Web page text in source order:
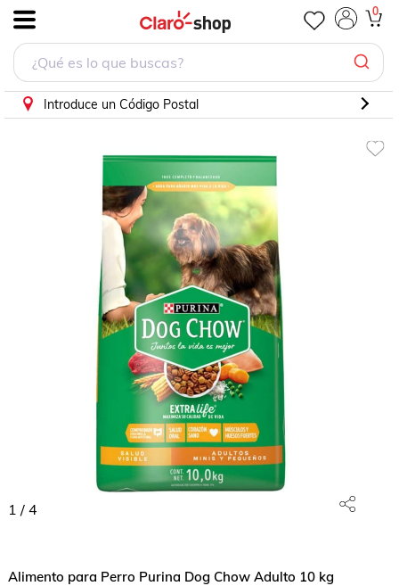
0
Introduce un Código Postal
1 / 4
Alimento para Perro Purina Dog Chow Adulto 10 kg
Alimento para Perro Purina Dog Chow Adulto 10 kg